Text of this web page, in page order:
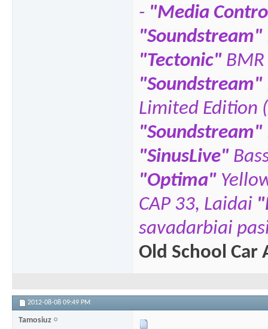
- "Media
"Soundstream"
"Tectonic"
"Soundstream"
Limited Edition
"Soundstream"
"SinusLive"
"Optima"
CAP 33, Laidai
savadarbiai
Old School Car
2012-08-08 09:49 PM
Tamosiuz